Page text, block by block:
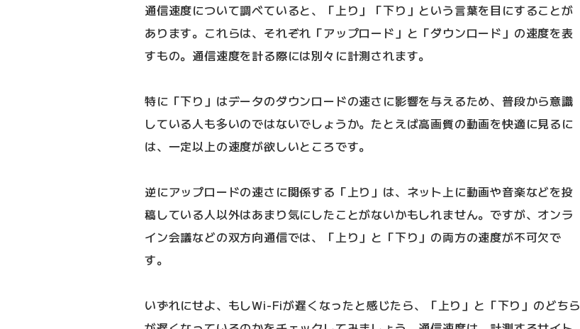
通信速度について調べていると、「上り」「下り」という言葉を目にすることが
あります。これらは、それぞれ「アップロード」と「ダウンロード」の速度を表
すもの。通信速度を計る際には別々に計測されます。
特に「下り」はデータのダウンロードの速さに影響を与えるため、普段から意識
している人も多いのではないでしょうか。たとえば高画質の動画を快適に見るに
は、一定以上の速度が欲しいところです。
逆にアップロードの速さに関係する「上り」は、ネット上に動画や音楽などを投
稿している人以外はあまり気にしたことがないかもしれません。ですが、オンラ
イン会議などの双方向通信では、「上り」と「下り」の両方の速度が不可欠で
す。
いずれにせよ、もしWi-Fiが遅くなったと感じたら、「上り」と「下り」のどちら